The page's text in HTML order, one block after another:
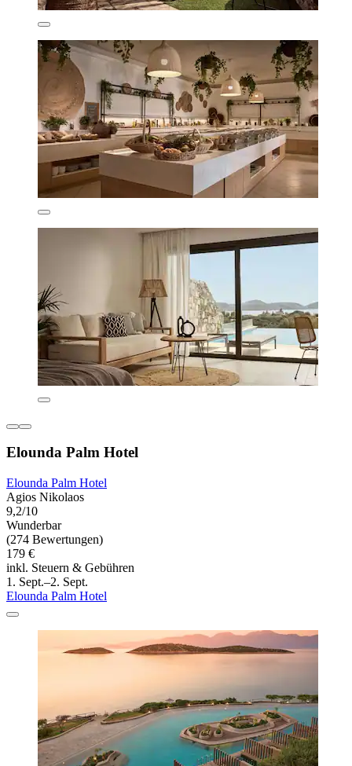
Elounda Palm Hotel
Elounda Palm Hotel
Agios Nikolaos
9,2/10
Wunderbar
(274 Bewertungen)
179 €
inkl. Steuern & Gebühren
1. Sept.–2. Sept.
Elounda Palm Hotel